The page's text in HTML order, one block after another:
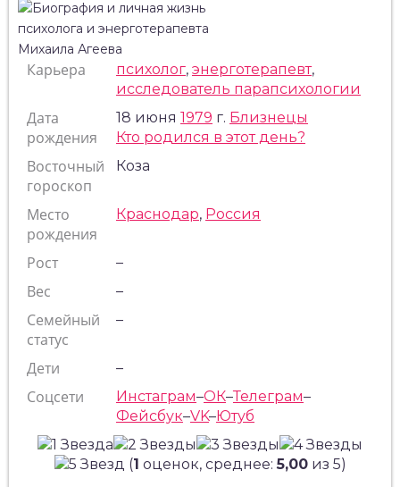
Карьера психолог, энерготерапевт,
исследователь парапсихологии
Дата
рождения
18 июня 1979 г. Близнецы
Кто родился в этот день?
Восточный
гороскоп
Коза
Место
рождения
Краснодар, Россия
Рост –
Вес –
Семейный
статус
–
Дети –
Соцсети Инстаграм–ОК–Телеграм–
Фейсбук–VK–Ютуб
(1 оценок, среднее:5,00из 5)